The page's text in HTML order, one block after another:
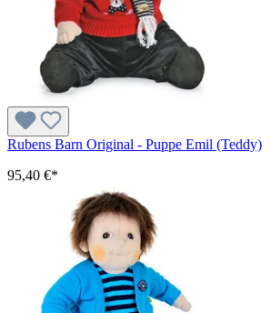
Rubens Barn Original - Puppe Emil (Teddy)
95,40 €*